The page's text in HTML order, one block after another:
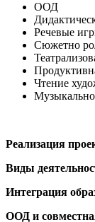
ООД
Речевые
Сюжетно
Чтение
Реализация
Виды
Интеграция
ООД и